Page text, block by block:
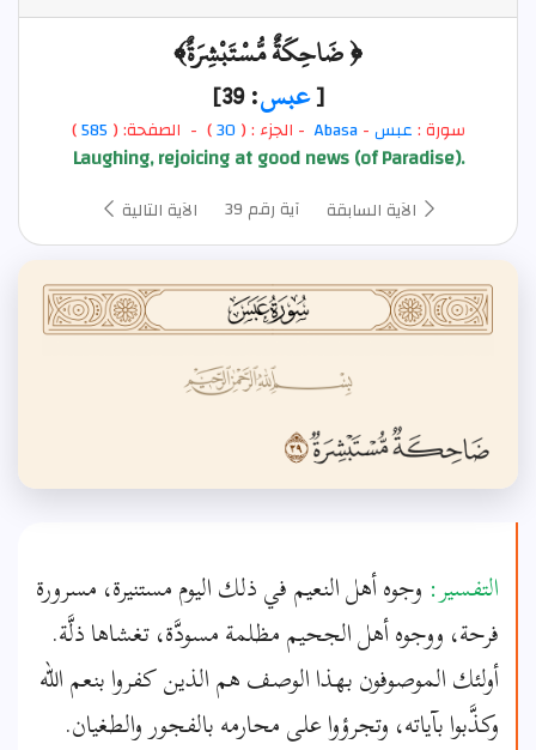
﴿ ضَاحِكَةٌ مُّسْتَبْشِرَةٌ﴾
[عبس: 39]
سورة :عبس-
Abasa - الجزء : (30) - الصفحة: ( 585
)
Laughing, rejoicing at good news (of Paradise).
الآية السابقة آية رقم 39 الآية التالية
التفسير: وجوه أهل النعيم في ذلك اليوم مستنيرة، مسرورة
فرحة، ووجوه أهل الجحيم مظلمة مسودَّة، تغشاها ذلَّة.
أولئك الموصوفون بهذا الوصف هم الذين كفروا بنعم الله
وكذَّبوا بآياته، وتجرؤوا على محارمه بالفجور والطغيان.